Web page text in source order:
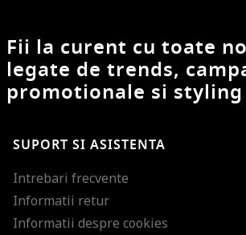
Fii la curent cu toate
legate de trends,
promotionale si
SUPORT SI ASISTENTA
Intrebari frecvente
Informatii retur
Informatii despre cookies